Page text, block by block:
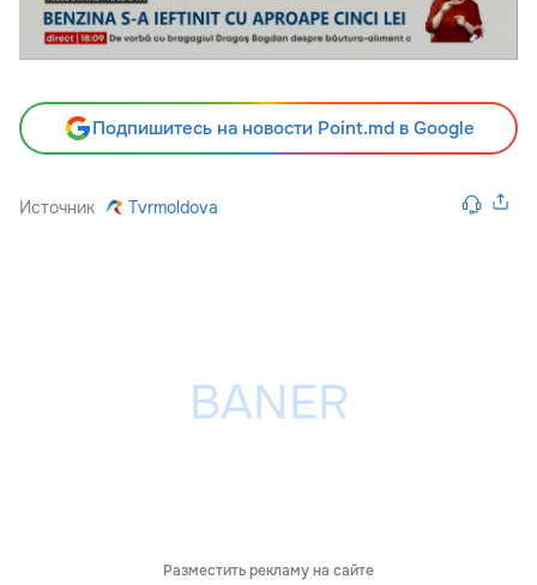
Подпишитесь на новости Point.md в Google
Источник Tvrmoldova
Разместить рекламу на сайте